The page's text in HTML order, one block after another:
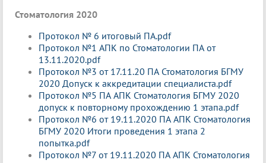
Стоматология 2020
Протокол № 6 итоговый ПА.pdf
Протокол №1 АПК по Стоматологии ПА от
13.11.2020.pdf
Протокол №3 от 17.11.20 ПА Стоматология БГМУ
2020 Допуск к аккредитации специалиста.pdf
Протокол №5 ПА АПК Стоматология БГМУ 2020
допуск к повторному прохождению 1 этапа.pdf
Протокол №6 от 19.11.2020 ПА АПК Стоматология
БГМУ 2020 Итоги проведения 1 этапа 2
попытка.pdf
Протокол №7 от 19.11.2020 ПА АПК Стоматология